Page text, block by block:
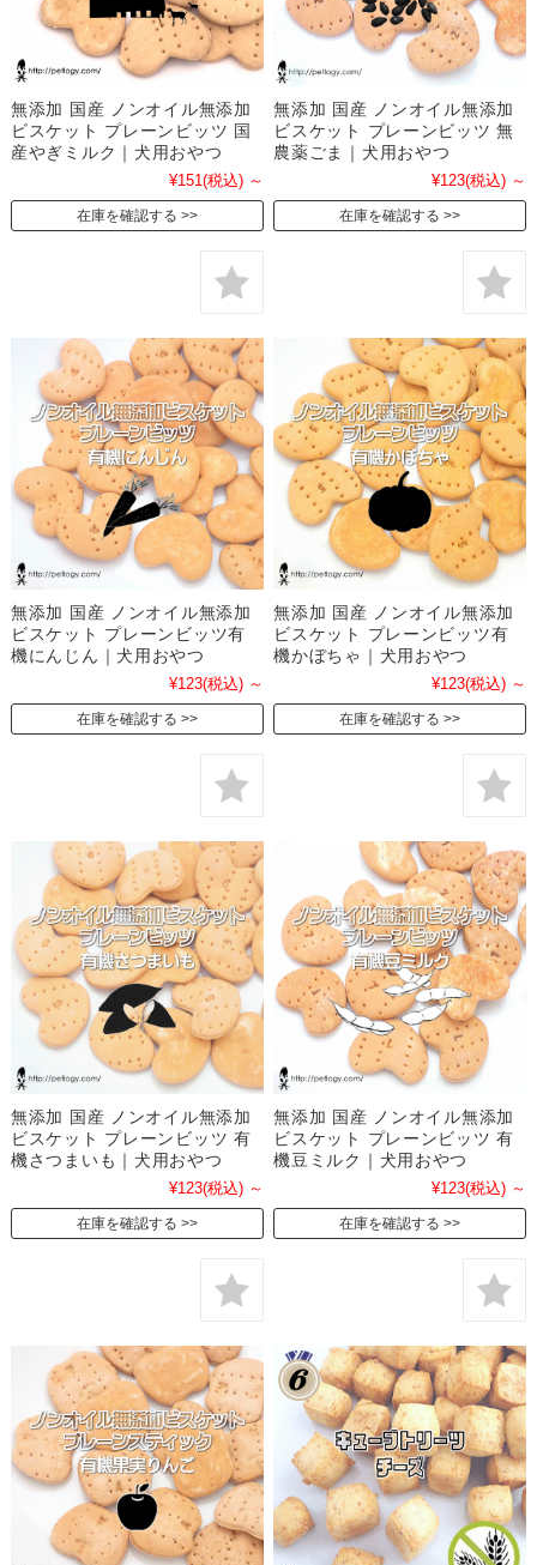
無添加 国産 ノンオイル無添加
ビスケット プレーンビッツ 国
産やぎミルク｜犬用おやつ
¥151(税込) ～
在庫を確認する
無添加 国産 ノンオイル無添加
ビスケット プレーンビッツ 無
農薬ごま｜犬用おやつ
¥123(税込) ～
在庫を確認する
無添加 国産 ノンオイル無添加
ビスケット プレーンビッツ有
機にんじん｜犬用おやつ
¥123(税込) ～
在庫を確認する
無添加 国産 ノンオイル無添加
ビスケット プレーンビッツ有
機かぼちゃ｜犬用おやつ
¥123(税込) ～
在庫を確認する
無添加 国産 ノンオイル無添加
ビスケット プレーンビッツ 有
機さつまいも｜犬用おやつ
¥123(税込) ～
在庫を確認する
無添加 国産 ノンオイル無添加
ビスケット プレーンビッツ 有
機豆ミルク｜犬用おやつ
¥123(税込) ～
在庫を確認する